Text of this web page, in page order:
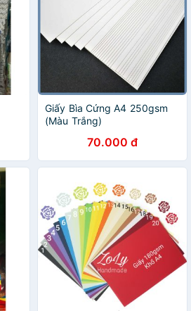
Giấy Bìa Cứng A4 250gsm
(Màu Trắng)
70.000 đ